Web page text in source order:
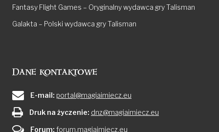
Fantasy Flight Games – Oryginalny wydawca gry Talisman
Galakta – Polski wydawca gry Talisman
Dane kontaktowe
E-mail: portal@magiaimiecz.eu
Druk na życzenie: dnz@magiaimiecz.eu
Forum: forum.magiaimiecz.eu